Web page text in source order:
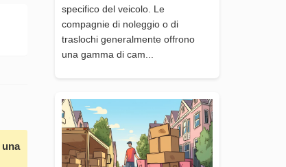
specifico del veicolo. Le
compagnie di noleggio o di
traslochi generalmente offrono
una gamma di cam...
una